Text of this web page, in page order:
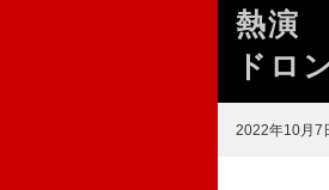
熱演
ドロ
2022年10月7